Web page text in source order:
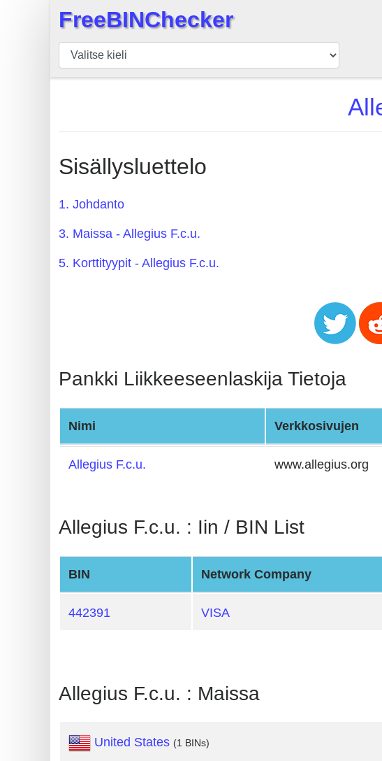
BIN
Tarkistaja
BIN
Määrä
BIN
API
Generator
BIN
from
Banks
Credit
Card
Card
Random
Credit
Card
Card
from
BIN
Credit
FreeBINChecker
Sisällysluettelo
1. Johdanto
3. Maissa - Allegius F.c.u.
5. Korttityypit - Allegius F.c.u.
Pankki Liikkeeseenlaskija Tietoja
Nimi Verkkosivujen
Allegius F.c.u. www.allegius.org
Allegius F.c.u. : Iin / BIN List
BIN Network Company
442391 VISA
Allegius F.c.u. : Maissa
United States (1 BINs)